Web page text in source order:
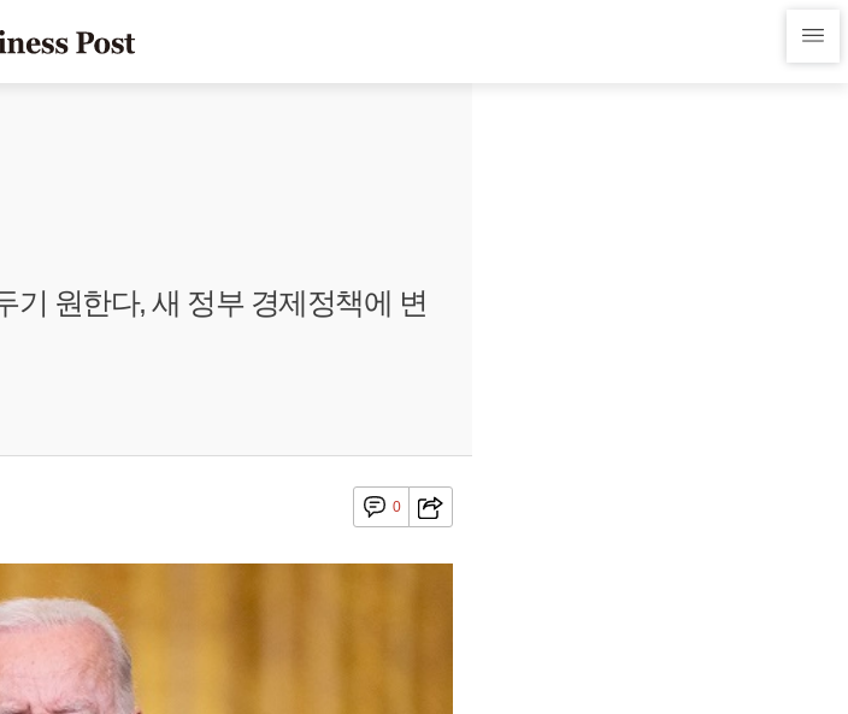
기 원한다, 새 정부 경제정책에 변
0